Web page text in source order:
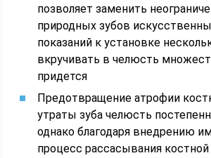
позволяет заменить
природных зубов
показаний к установке
вкручивать в челюсть
придется
Предотвращение атрофии
утраты зуба челюсть
однако благодаря внедрению
процесс рассасывания костной